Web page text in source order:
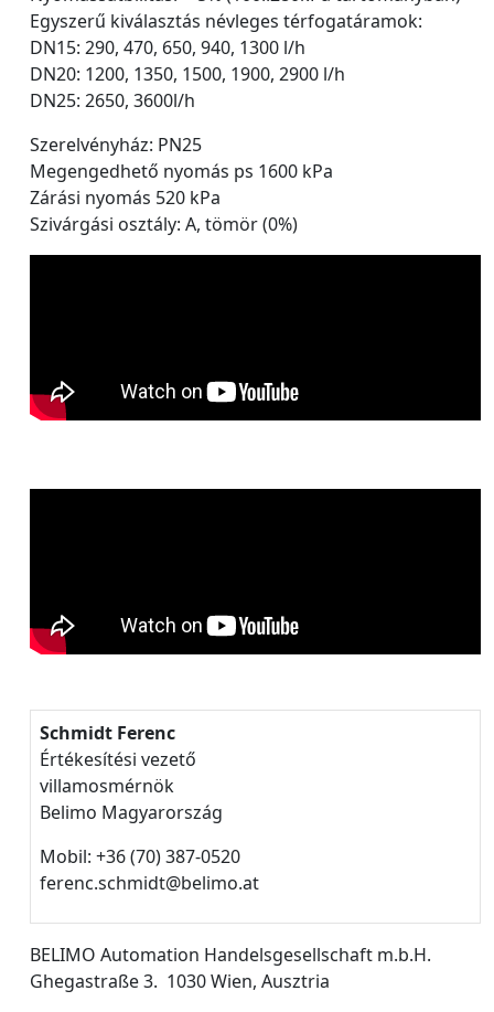
Egyszerű kiválasztás névleges térfogatáramok:
DN15: 290, 470, 650, 940, 1300 l/h
DN20: 1200, 1350, 1500, 1900, 2900 l/h
DN25: 2650, 3600l/h
Szerelvényház: PN25
Megengedhető nyomás ps 1600 kPa
Zárási nyomás 520 kPa
Szivárgási osztály: A, tömör (0%)
Schmidt Ferenc
Értékesítési vezető
villamosmérnök
Belimo Magyarország
Mobil: +36 (70) 387-0520
ferenc.schmidt@belimo.at
BELIMO Automation Handelsgesellschaft m.b.H.
Ghegastraße 3. 1030 Wien, Ausztria